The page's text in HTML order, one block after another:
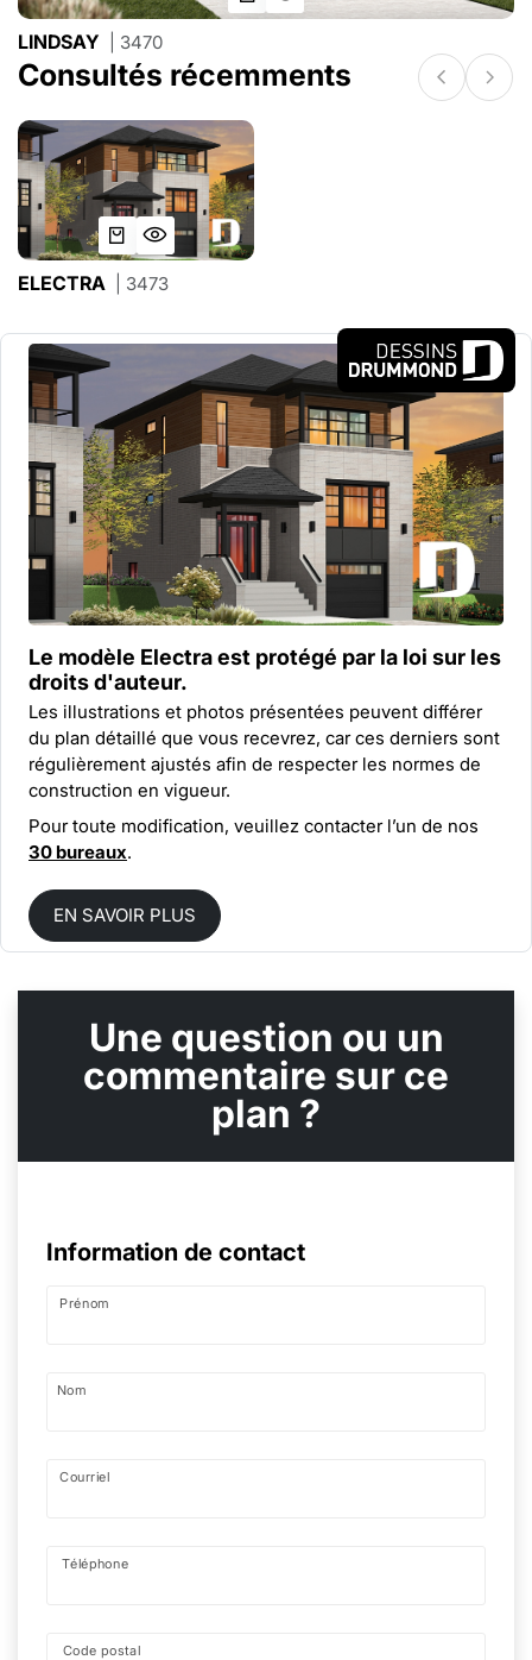
LINDSAY | 3470
Consultés récemments
ELECTRA | 3473
Le modèle Electra est protégé par la loi sur les
droits d'auteur.
Les illustrations et photos présentées peuvent différer
du plan détaillé que vous recevrez, car ces derniers sont
régulièrement ajustés afin de respecter les normes de
construction en vigueur.
Pour toute modification, veuillez contacter l’un de nos
30 bureaux.
EN SAVOIR PLUS
Une question ou un
commentaire sur ce
plan ?
Information de contact
Prénom
Nom
Courriel
Téléphone
Code postal